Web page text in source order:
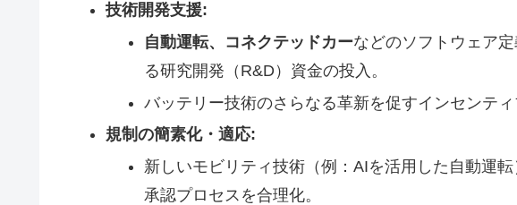
技術開発支援:
自動運転、コネクテッドカーなどのソフトウェア
る研究開発（R&D）資金の投入。
バッテリー技術のさらなる革新を促すインセンティ
規制の簡素化・適応:
新しいモビリティ技術（例：AIを活用した自動運
承認プロセスを合理化。